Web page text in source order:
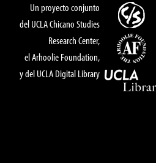
Un proyecto conjunto
del UCLA Chicano Studies
Research Center,
el Arhoolie Foundation,
y del UCLA Digital Library